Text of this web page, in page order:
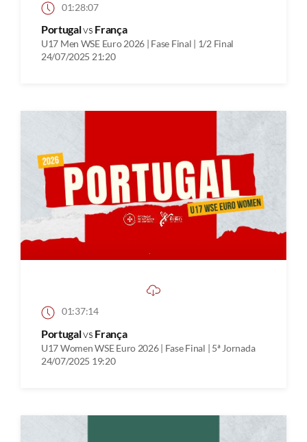
01:28:07
Portugalvs França
U17 Men WSE Euro 2026 | Fase Final | 1/2 Final
24/07/2025 21:20
01:37:14
Portugalvs França
U17 Women WSE Euro 2026 | Fase Final | 5ª Jornada
24/07/2025 19:20